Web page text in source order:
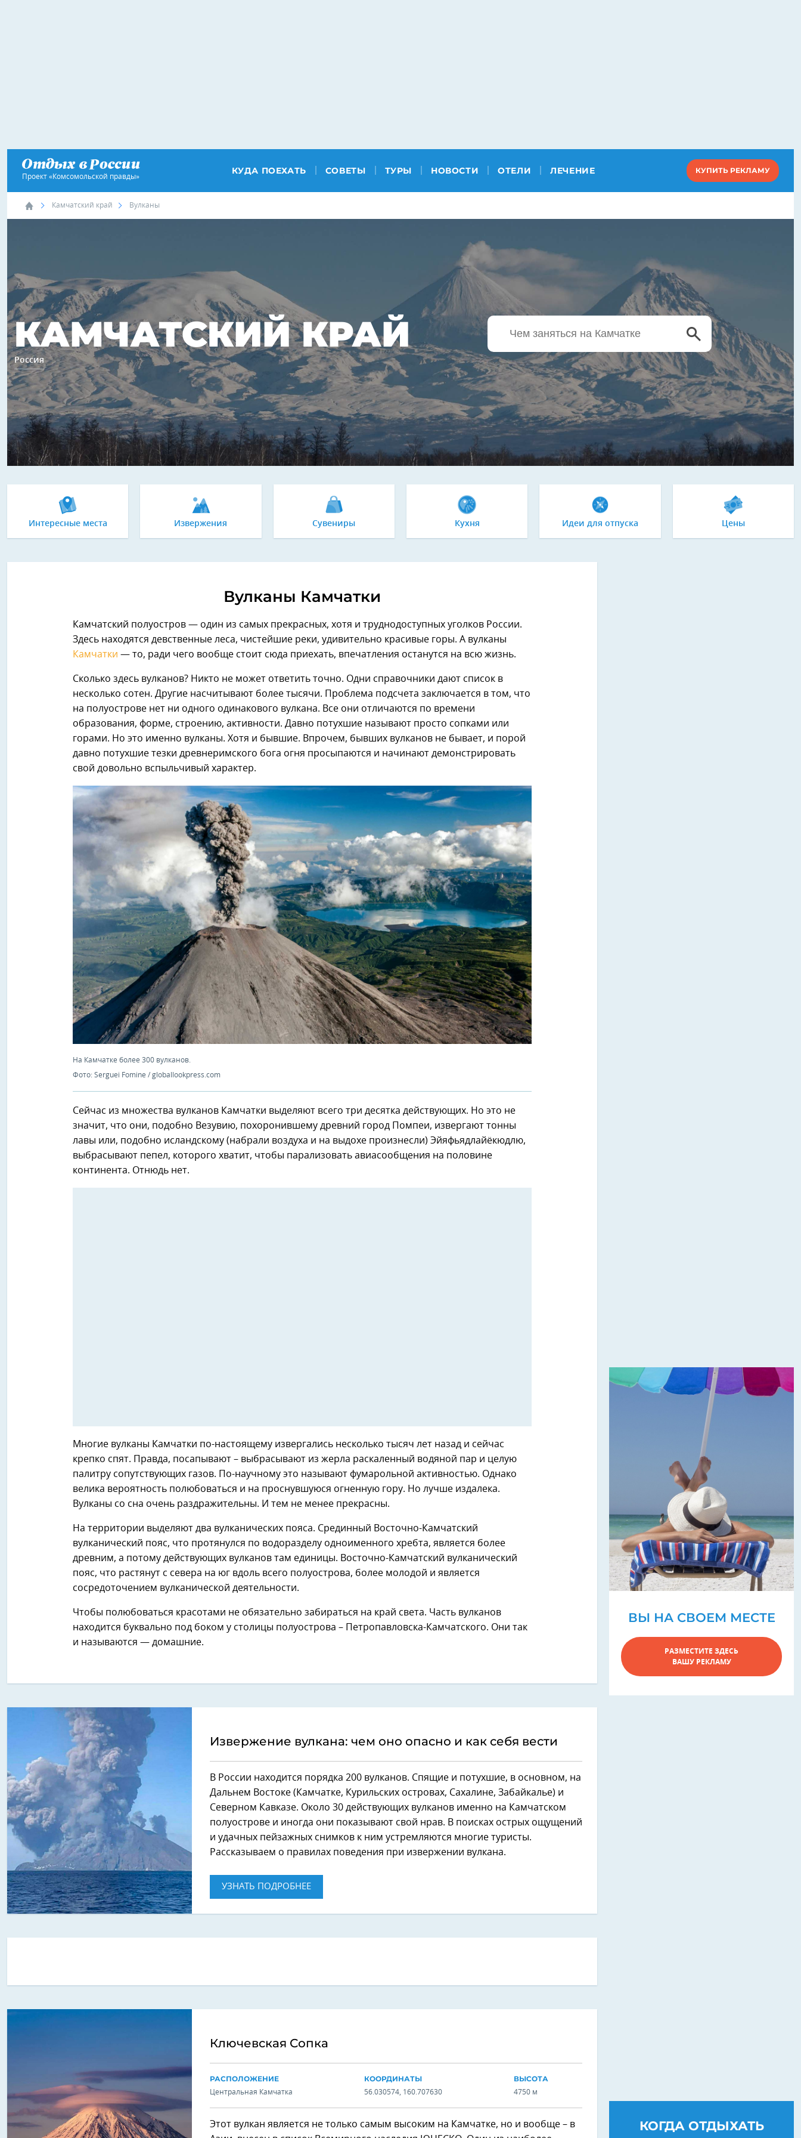
Проект «Комсомольской правды»
КУДА ПОЕХАТЬ СОВЕТЫ ТУРЫ НОВОСТИ ОТЕЛИ ЛЕЧЕНИЕ КУПИТЬ РЕКЛАМУ
Камчатский край Вулканы
КАМЧАТСКИЙ КРАЙ
Россия
Интересные места Извержения Сувениры Кухня Идеи для отпуска Цены
Вулканы Камчатки
Камчатский полуостров — один из самых прекрасных, хотя и труднодоступных уголков России.
Здесь находятся девственные леса, чистейшие реки, удивительно красивые горы. А вулканы
Камчатки — то, ради чего вообще стоит сюда приехать, впечатления останутся на всю жизнь.
Сколько здесь вулканов? Никто не может ответить точно. Одни справочники дают список в
несколько сотен. Другие насчитывают более тысячи. Проблема подсчета заключается в том, что
на полуострове нет ни одного одинакового вулкана. Все они отличаются по времени
образования, форме, строению, активности. Давно потухшие называют просто сопками или
горами. Но это именно вулканы. Хотя и бывшие. Впрочем, бывших вулканов не бывает, и порой
давно потухшие тезки древнеримского бога огня просыпаются и начинают демонстрировать
свой довольно вспыльчивый характер.
На Камчатке более 300 вулканов.
Фото: Serguei Fomine / globallookpress.com
Сейчас из множества вулканов Камчатки выделяют всего три десятка действующих. Но это не
значит, что они, подобно Везувию, похоронившему древний город Помпеи, извергают тонны
лавы или, подобно исландскому (набрали воздуха и на выдохе произнесли) Эйяфьядлайёкюдлю,
выбрасывают пепел, которого хватит, чтобы парализовать авиасообщения на половине
континента. Отнюдь нет.
Многие вулканы Камчатки по-настоящему извергались несколько тысяч лет назад и сейчас
крепко спят. Правда, посапывают – выбрасывают из жерла раскаленный водяной пар и целую
палитру сопутствующих газов. По-научному это называют фумарольной активностью. Однако
велика вероятность полюбоваться и на проснувшуюся огненную гору. Но лучше издалека.
Вулканы со сна очень раздражительны. И тем не менее прекрасны.
На территории выделяют два вулканических пояса. Срединный Восточно-Камчатский
вулканический пояс, что протянулся по водоразделу одноименного хребта, является более
древним, а потому действующих вулканов там единицы. Восточно-Камчатский вулканический
пояс, что растянут с севера на юг вдоль всего полуострова, более молодой и является
сосредоточением вулканической деятельности.
Чтобы полюбоваться красотами не обязательно забираться на край света. Часть вулканов
находится буквально под боком у столицы полуострова – Петропавловска-Камчатского. Они так
и называются — домашние.
Извержение вулкана: чем оно опасно и как себя вести
В России находится порядка 200 вулканов. Спящие и потухшие, в основном, на
Дальнем Востоке (Камчатке, Курильских островах, Сахалине, Забайкалье) и
Северном Кавказе. Около 30 действующих вулканов именно на Камчатском
полуострове и иногда они показывают свой нрав. В поисках острых ощущений
и удачных пейзажных снимков к ним устремляются многие туристы.
Рассказываем о правилах поведения при извержении вулкана.
УЗНАТЬ ПОДРОБНЕЕ
Ключевская Сопка
РАСПОЛОЖЕНИЕ
Центральная Камчатка
КООРДИНАТЫ
56.030574, 160.707630
ВЫСОТА
4750 м
Этот вулкан является не только самым высоким на Камчатке, но и вообще – в
ВЫ НА СВОЕМ МЕСТЕ
РАЗМЕСТИТЕ ЗДЕСЬ
ВАШУ РЕКЛАМУ
КОГДА ОТДЫХАТЬ